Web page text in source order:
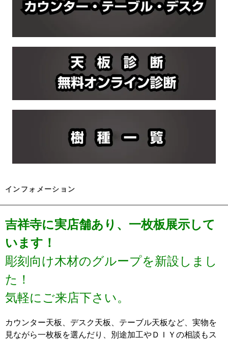
インフォメーション
吉祥寺に実店舗あり、一枚板展示して
います！
彫刻向け木材のグループを新設しまし
た！
気軽にご来店下さい。
カウンター天板、デスク天板、テーブル天板など、実物を
見ながら一枚板を選んだり、別途加工やＤＩＹの相談もス